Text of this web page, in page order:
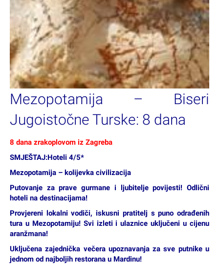
Mezopotamija – Biseri
Jugoistočne Turske: 8 dana
8 dana zrakoplovom iz Zagreba
SMJEŠTAJ:Hoteli 4/5*
Mezopotamija – kolijevka civilizacija
Putovanje za prave gurmane i ljubitelje povijesti! Odlični
hoteli na destinacijama!
Provjereni lokalni vodiči, iskusni pratitelj s puno odrađenih
tura u Mezopotamiju! Svi izleti i ulaznice uključeni u cijenu
aranžmana!
Uključena zajednička večera upoznavanja za sve putnike u
jednom od najboljih restorana u Mardinu!